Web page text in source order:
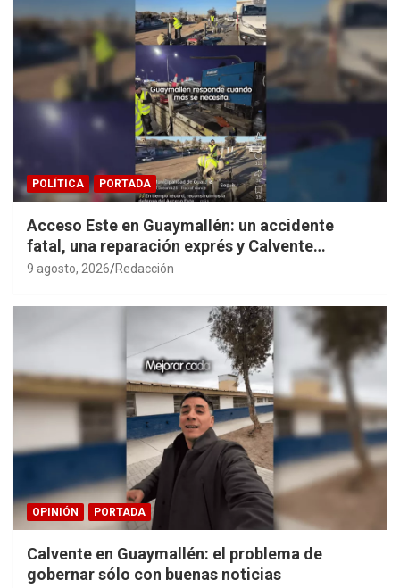
POLÍTICA PORTADA
Acceso Este en Guaymallén: un accidente
fatal, una reparación exprés y Calvente
haciendo propaganda personal
9 agosto, 2026 Redacción
OPINIÓN PORTADA
Calvente en Guaymallén: el problema de
gobernar sólo con buenas noticias